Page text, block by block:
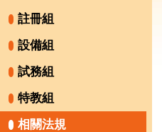
註冊組
設備組
試務組
特教組
相關法規